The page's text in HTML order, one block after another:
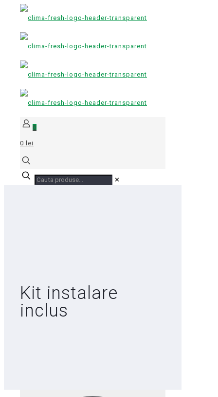
0
0 lei
✕
Kit instalare
inclus